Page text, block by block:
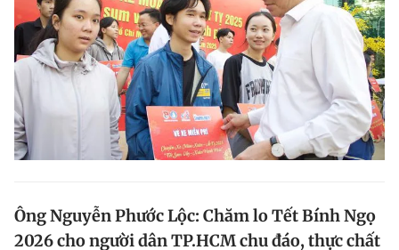
Ông Nguyễn Phước Lộc: Chăm lo Tết Bính Ngọ
2026 cho người dân TP.HCM chu đáo, thực chất